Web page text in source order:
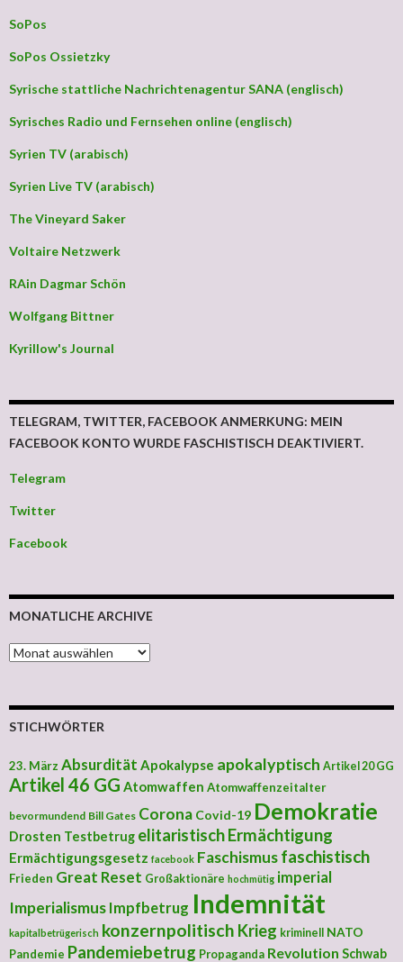
SoPos
SoPos Ossietzky
Syrische stattliche Nachrichtenagentur SANA (englisch)
Syrisches Radio und Fernsehen online (englisch)
Syrien TV (arabisch)
Syrien Live TV (arabisch)
The Vineyard Saker
Voltaire Netzwerk
RAin Dagmar Schön
Wolfgang Bittner
Kyrillow's Journal
TELEGRAM, TWITTER, FACEBOOK ANMERKUNG: MEIN
FACEBOOK KONTO WURDE FASCHISTISCH DEAKTIVIERT.
Telegram
Twitter
Facebook
MONATLICHE ARCHIVE
MONATLICHE ARCHIVE
STICHWÖRTER
23. März Absurdität Apokalypse apokalyptisch Artikel 20 GG
Artikel 46 GG Atomwaffen Atomwaffenzeitalter
bevormundend Bill Gates Corona Covid-19 Demokratie
Drosten Testbetrug elitaristischErmächtigung
Ermächtigungsgesetz facebook Faschismusfaschistisch
Frieden Great Reset Großaktionäre hochmütig imperial
Imperialismus Impfbetrug Indemnität
kapitalbetrügerisch konzernpolitisch Krieg kriminell
NATO
Pandemie Pandemiebetrug Propaganda Revolution Schwab